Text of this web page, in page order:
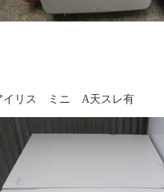
リス ミニ A天スレ有